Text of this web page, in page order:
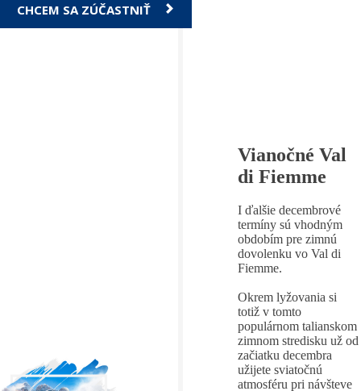
CHCEM SA ZÚČASTNIŤ
Vianočné Val
di Fiemme
I ďalšie decembrové
termíny sú vhodným
obdobím pre zimnú
dovolenku vo Val di
Fiemme.
Okrem lyžovania si
totiž v tomto
populárnom talianskom
zimnom stredisku už od
začiatku decembra
užijete sviatočnú
atmosféru pri návšteve